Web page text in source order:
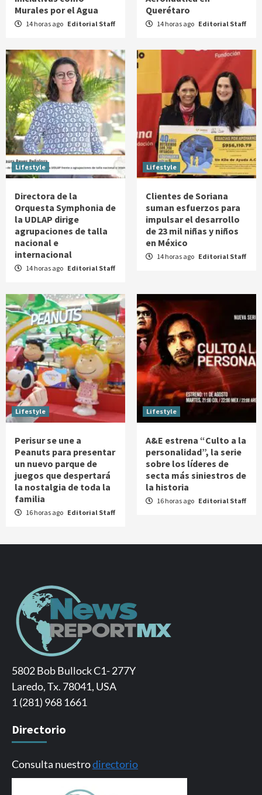
Murales por el Agua
14 horas ago Editorial Staff
Querétaro
14 horas ago Editorial Staff
Lifestyle
Directora de la
Orquesta Symphonia de
la UDLAP dirige
agrupaciones de talla
nacional e
internacional
14 horas ago Editorial Staff
Lifestyle
Clientes de Soriana
suman esfuerzos para
impulsar el desarrollo
de 23 mil niñas y niños
en México
14 horas ago Editorial Staff
Lifestyle
Perisur se une a
Peanuts para presentar
un nuevo parque de
juegos que despertará
la nostalgia de toda la
familia
16 horas ago Editorial Staff
Lifestyle
A&E estrena “Culto a la
personalidad”, la serie
sobre los líderes de
secta más siniestros de
la historia
16 horas ago Editorial Staff
5802 Bob Bullock C1- 277Y
Laredo, Tx. 78041, USA
1 (281) 968 1661
Directorio
Consulta nuestrodirectorio